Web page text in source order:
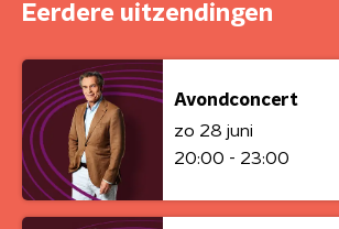
Eerdere uitzendingen
Avondconcert
zo 28 juni
20:00 - 23:00